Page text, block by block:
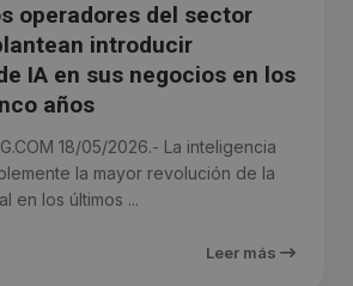
operadores del sector
introducir
IA en sus negocios en los
años
18/05/2026.- La inteligencia
la mayor revolución de la
en los últimos ...
Leer más